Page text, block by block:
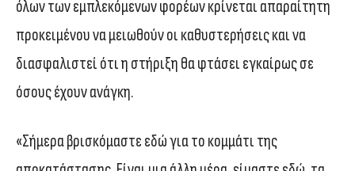
όλων των εμπλεκόμενων φορέων κρίνεται απαραίτητη
προκειμένου να μειωθούν οι καθυστερήσεις και να
διασφαλιστεί ότι η στήριξη θα φτάσει εγκαίρως σε
όσους έχουν ανάγκη.
«Σήμερα βρισκόμαστε εδώ για το κομμάτι της